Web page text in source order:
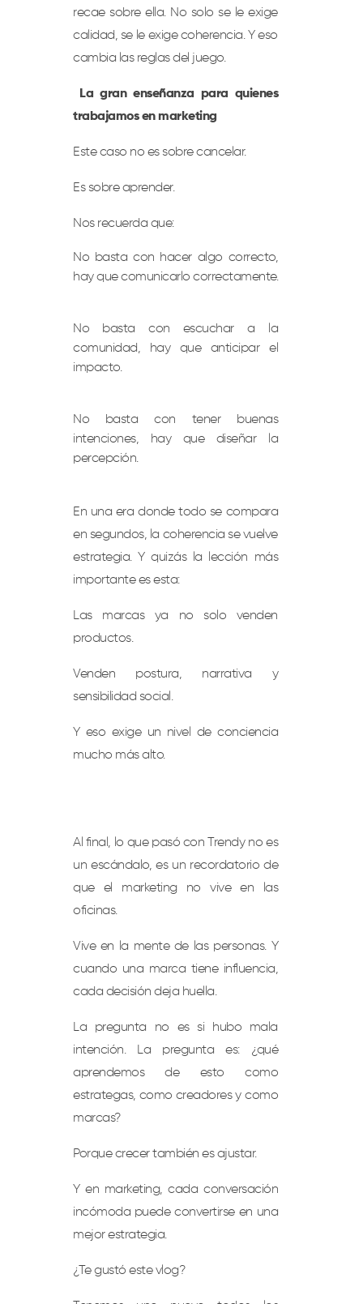
recae sobre ella. No solo se le exige
calidad, se le exige coherencia. Y eso
cambia las reglas del juego.
La gran enseñanza para quienes
trabajamos en marketing
Este caso no es sobre cancelar.
Es sobre aprender.
Nos recuerda que:
No basta con hacer algo correcto,
hay que comunicarlo correctamente.
No basta con escuchar a la
comunidad, hay que anticipar el
impacto.
No basta con tener buenas
intenciones, hay que diseñar la
percepción.
En una era donde todo se compara
en segundos, la coherencia se vuelve
estrategia. Y quizás la lección más
importante es esta:
Las marcas ya no solo venden
productos.
Venden postura, narrativa y
sensibilidad social.
Y eso exige un nivel de conciencia
mucho más alto.
Al final, lo que pasó con Trendy no es
un escándalo, es un recordatorio de
que el marketing no vive en las
oficinas.
Vive en la mente de las personas. Y
cuando una marca tiene influencia,
cada decisión deja huella.
La pregunta no es si hubo mala
intención. La pregunta es: ¿qué
aprendemos de esto como
estrategas, como creadores y como
marcas?
Porque crecer también es ajustar.
Y en marketing, cada conversación
incómoda puede convertirse en una
mejor estrategia.
¿Te gustó este vlog?